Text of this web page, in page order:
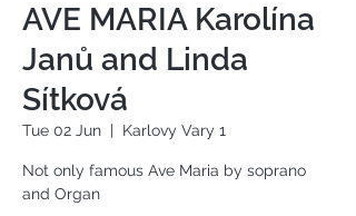
AVE MARIA Karolína
Janů and Linda
Sítková
Tue 02 Jun
  |
Karlovy Vary 1
Not only famous Ave Maria by soprano
and Organ